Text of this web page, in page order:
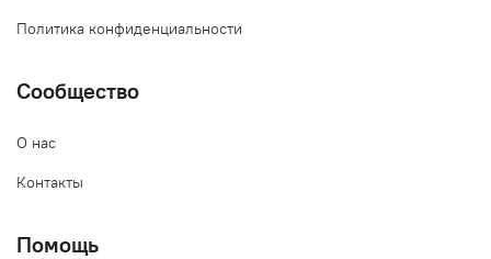
Политика конфиденциальности
Сообщество
О нас
Контакты
Помощь